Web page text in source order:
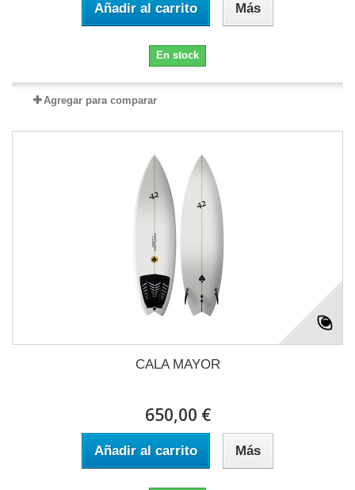
Añadir al carrito Más
En stock
Agregar para comparar
CALA MAYOR
650,00 €
Añadir al carrito Más